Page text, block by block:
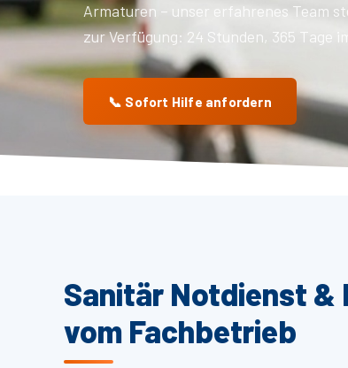
Armaturen – unser erfahrenes Team
zur Verfügung: 24 Stunden, 365 Tage
📞 Sofort Hilfe anfordern
Sanitär Notdienst &
vom Fachbetrieb